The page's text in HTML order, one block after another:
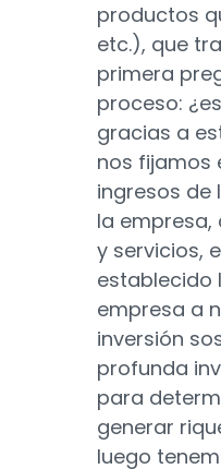
productos
etc.), que
primera
proceso:
gracias a
nos fijamos
ingresos de
la empresa,
y servicios,
establecido
empresa a
inversión
profunda
para
generar
luego